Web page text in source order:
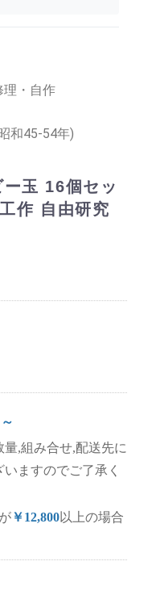
理・自作
和45-54年)
ー玉 16個セッ
作 自由研究
～
,組み合せ,配送先に
ますのでご了承く
￥12,800以上の場合